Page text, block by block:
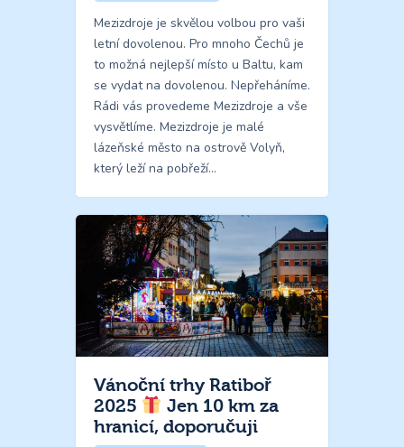
Mezizdroje je skvělou volbou pro vaši
letní dovolenou. Pro mnoho Čechů je
to možná nejlepší místo u Baltu, kam
se vydat na dovolenou. Nepřeháníme.
Rádi vás provedeme Mezizdroje a vše
vysvětlíme. Mezizdroje je malé
lázeňské město na ostrově Volyň,
který leží na pobřeží…
Vánoční trhy Ratiboř
2025
Jen 10 km za
hranicí, doporučuji